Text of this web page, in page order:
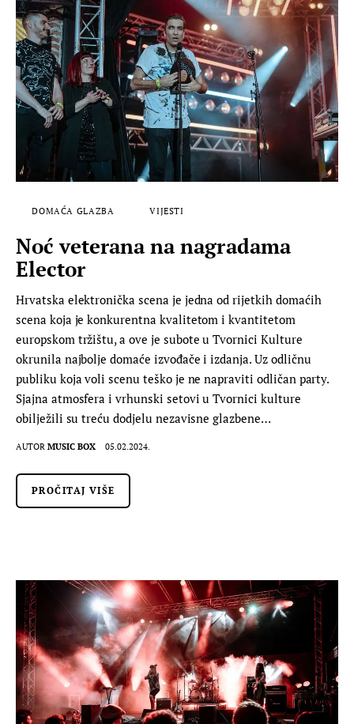
DOMAĆA GLAZBA VIJESTI
Noć veterana na nagradama
Elector
Hrvatska elektronička scena je jedna od rijetkih domaćih
scena koja je konkurentna kvalitetom i kvantitetom
europskom tržištu, a ove je subote u Tvornici Kulture
okrunila najbolje domaće izvođače i izdanja. Uz odličnu
publiku koja voli scenu teško je ne napraviti odličan party.
Sjajna atmosfera i vrhunski setovi u Tvornici kulture
obilježili su treću dodjelu nezavisne glazbene…
AUTOR MUSIC BOX 05.02.2024.
PROČITAJ VIŠE